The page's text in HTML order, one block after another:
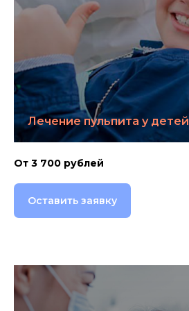
Лечение пульпита у детей
От 3 700 рублей
Оставить заявку